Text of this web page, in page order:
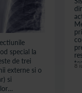
special la
de trei
externe si o
si
8